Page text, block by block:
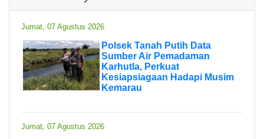
Jumat, 07 Agustus 2026
Polsek Tanah Putih Data
Sumber Air Pemadaman
Karhutla, Perkuat
Kesiapsiagaan Hadapi Musim
Kemarau
Jumat, 07 Agustus 2026